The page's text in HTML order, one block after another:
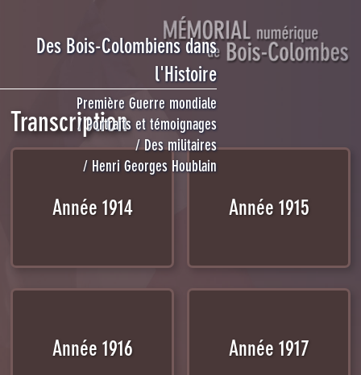
Mémorial
Des Bois-Colombiens dans
l'Histoire
Première Guerre mondiale
Portraits et témoignages
Des militaires
Henri Georges Houblain
Transcription
Année 1914 Année 1915
Année 1916 Année 1917